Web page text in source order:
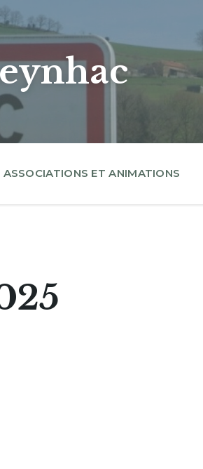
ASSOCIATIONS ET ANIMATIONS